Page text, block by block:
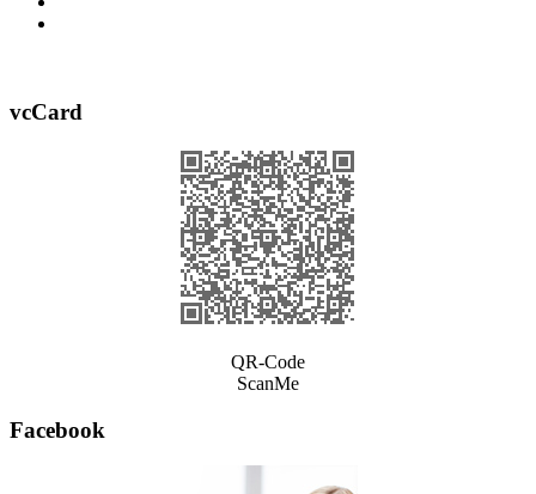
vcCard
QR-Code
ScanMe
Facebook